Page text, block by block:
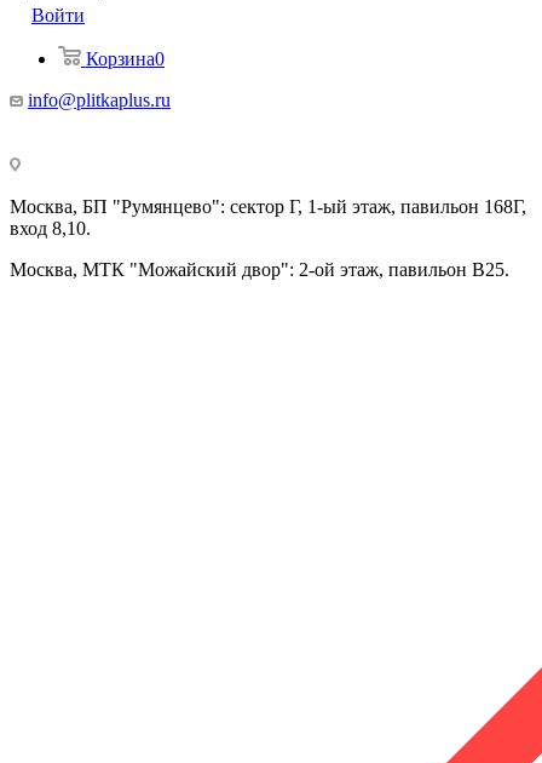
Войти
Корзина0
info@plitkaplus.ru
Москва, БП "Румянцево": сектор Г, 1-ый этаж, павильон 168Г,
вход 8,10.
Москва, МТК "Можайский двор": 2-ой этаж, павильон В25.